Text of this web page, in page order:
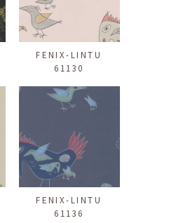
FENIX-LINTU
61130
FENIX-LINTU
61136